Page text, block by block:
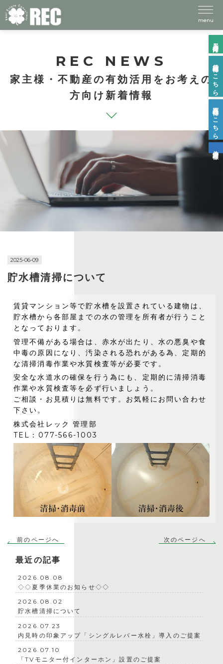
menu
入居者様向け
賃貸物件はこちら
売買物件はこちら
REC NEWS
家主様・不動産の有効活用をお考えの
方向け新着情報
2025-06-09
貯水槽清掃について
賃貸マンション等で貯水槽を設置されている建物は、
貯水槽から各部屋までの水の管理を所有者が行うこと
となっております。
管理不備がある場合は、赤水が出たり、水の悪臭や食
中毒の原因になり、汚染される恐れがある為、定期的
な清掃消毒作業や水質検査等が必要です。
安全な水道水の確保を行う為にも、定期的に清掃消毒
作業や水質検査等を必ず行いましょう。
ご相談・お見積りは無料です。お気軽にお問い合わせ
下さい。
株式会社レック 管理部
TEL：077-566-1003
前のページへ 次のページへ
最近の記事
2026.08.08
◇◇夏季休業のお知らせ◇◇
2026.08.02
貯水槽清掃について
2026.07.23
内見時の印象アップ「シングルレバー水栓」導入のご提案
2026.07.10
「TVモニター付インターホン」設置のご提案